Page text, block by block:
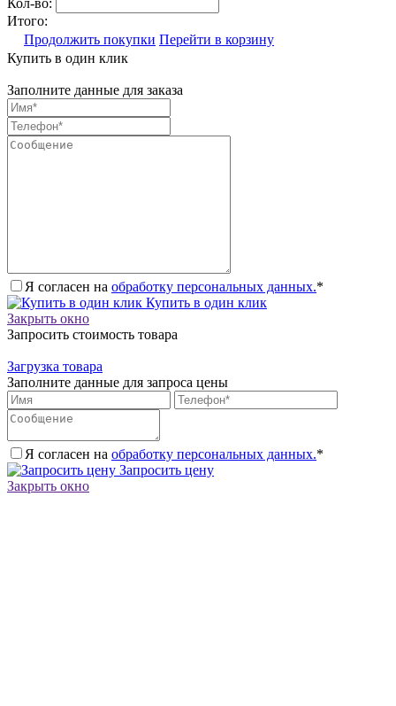
Итого:
Продолжить покупки Перейти в корзину
Купить в один клик
Заполните данные для заказа
Я согласен на обработку персональных данных.*
Купить в один клик
Закрыть окно
Запросить стоимость товара
Загрузка товара
Заполните данные для запроса цены
Я согласен на обработку персональных данных.*
Запросить цену
Закрыть окно